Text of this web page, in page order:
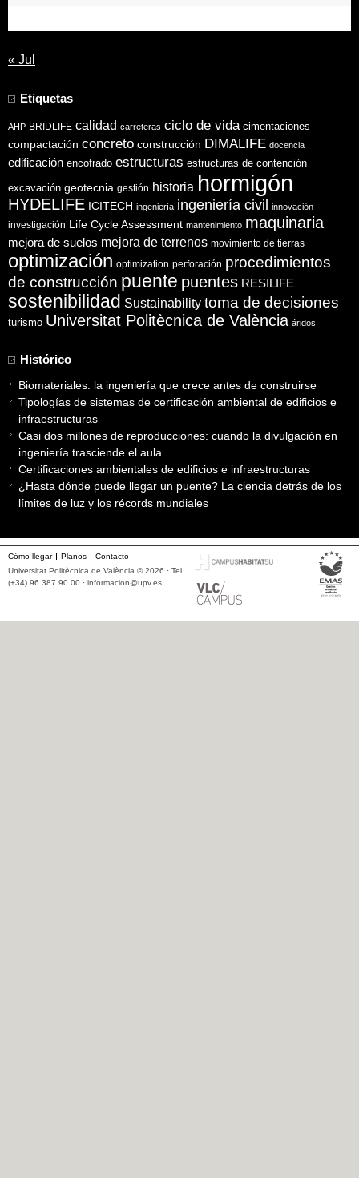
« Jul
Etiquetas
AHP BRIDLIFE calidad carreteras ciclo de vida cimentaciones
compactación concreto construcción DIMALIFE docencia
edificación encofrado estructuras estructuras de contención
excavación geotecnia gestión historia hormigón
HYDELIFE ICITECH ingeniería ingeniería civil innovación
investigación Life Cycle Assessment mantenimiento maquinaria
mejora de suelos mejora de terrenos movimiento de tierras
optimización optimization perforación procedimientos
de construcción puente puentes RESILIFE
sostenibilidad Sustainability toma de decisiones
turismo Universitat Politècnica de València áridos
Histórico
Biomateriales: la ingeniería que crece antes de construirse
Tipologías de sistemas de certificación ambiental de edificios e
infraestructuras
Casi dos millones de reproducciones: cuando la divulgación en
ingeniería trasciende el aula
Certificaciones ambientales de edificios e infraestructuras
¿Hasta dónde puede llegar un puente? La ciencia detrás de los
límites de luz y los récords mundiales
Cómo llegar Planos
Contacto
Universitat Politècnica de València © 2026 · Tel.
(+34) 96 387 90 00 · informacion@upv.es